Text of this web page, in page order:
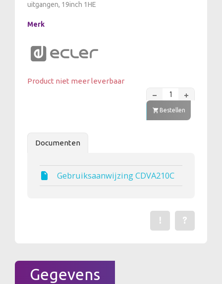
uitgangen, 19inch 1HE
Merk
Product niet meer leverbaar
Bestellen
Documenten
Gebruiksaanwijzing CDVA210C
Stel een
?
Een fout gevonden?
!
Gegevens